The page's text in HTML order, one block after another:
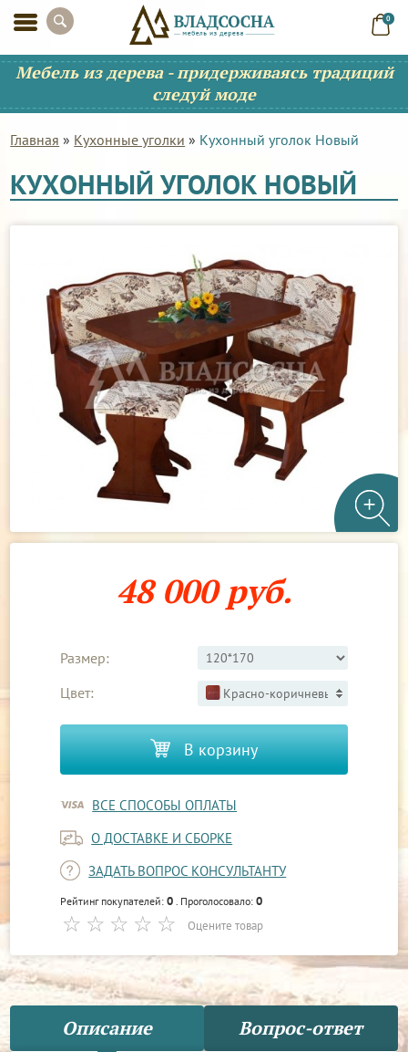
0
Мебель из дерева - придерживаясь традиций
следуй моде
Главная » Кухонные уголки » Кухонный уголок Новый
КУХОННЫЙ УГОЛОК НОВЫЙ
48 000 руб.
Размер:
Цвет:
Красно-коричневый 3
В корзину
ВСЕ СПОСОБЫ ОПЛАТЫ
О ДОСТАВКЕ И СБОРКЕ
ЗАДАТЬ ВОПРОС КОНСУЛЬТАНТУ
Рейтинг покупателей:0 . Проголосовало:0
Оцените товар
Описание Вопрос-ответ